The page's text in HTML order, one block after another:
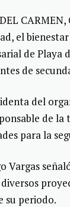
el
de Playa
de
del
de
para la
Vargas
su periodo.